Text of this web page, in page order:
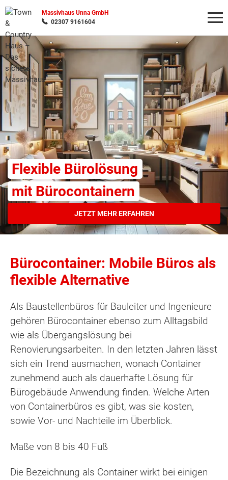
Massivhaus Unna GmbH
02307 9161604
Flexible Bürolösung
mit Bürocontainern
JETZT MEHR ERFAHREN
Bürocontainer: Mobile Büros als
flexible Alternative
Als Baustellenbüros für Bauleiter und Ingenieure
gehören Bürocontainer ebenso zum Alltagsbild
wie als Übergangslösung bei
Renovierungsarbeiten. In den letzten Jahren lässt
sich ein Trend ausmachen, wonach Container
zunehmend auch als dauerhafte Lösung für
Bürogebäude Anwendung finden. Welche Arten
von Containerbüros es gibt, was sie kosten,
sowie Vor- und Nachteile im Überblick.
Maße von 8 bis 40 Fuß
Die Bezeichnung als Container wirkt bei einigen
Wonach möchten Sie suchen?